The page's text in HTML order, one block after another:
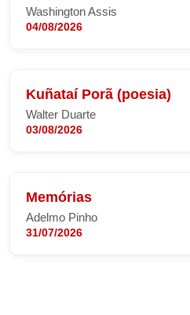
Washington Assis
04/08/2026
Kuñataí Porã (poesia)
Walter Duarte
03/08/2026
Memórias
Adelmo Pinho
31/07/2026